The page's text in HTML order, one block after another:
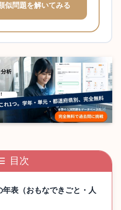
似問題を解いてみる
目次
年表（おもなできごと・人